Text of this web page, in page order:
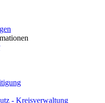
- Kreisverwaltung